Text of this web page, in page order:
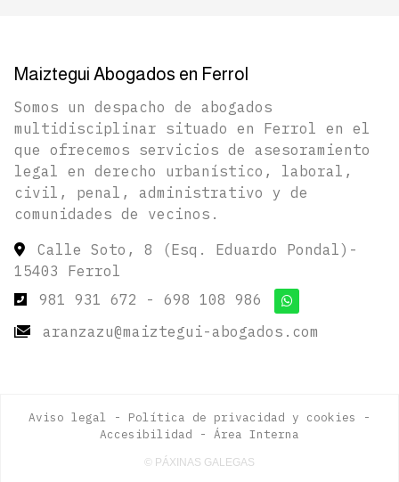
Maiztegui Abogados en Ferrol
Somos un despacho de abogados
multidisciplinar situado en Ferrol en el
que ofrecemos servicios de asesoramiento
legal en derecho urbanístico, laboral,
civil, penal, administrativo y de
comunidades de vecinos.
Calle Soto, 8 (Esq. Eduardo Pondal)-
15403 Ferrol
981 931 672 - 698 108 986
aranzazu@maiztegui-abogados.com
Aviso legal - Política de privacidad y cookies
-
Accesibilidad - Área Interna
© PÁXINAS GALEGAS